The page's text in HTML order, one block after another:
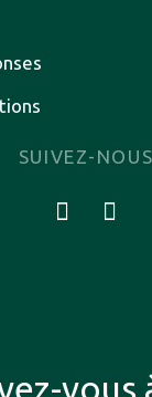
SUIVEZ-NOUS
vous